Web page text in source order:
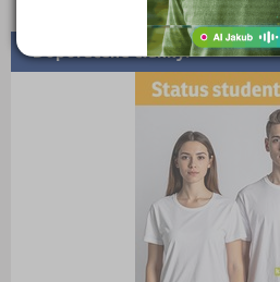
Doporučené články: